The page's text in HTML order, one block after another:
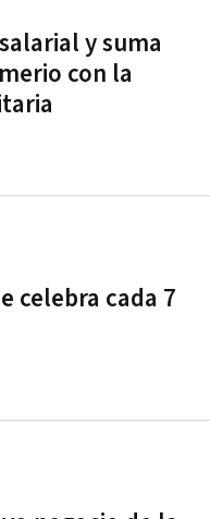
y suma
con la
celebra cada 7